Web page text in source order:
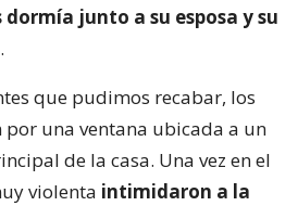
dormía junto a su esposa y su
que pudimos recabar, los
una ventana ubicada a un
de la casa. Una vez en el
violenta intimidaron a la